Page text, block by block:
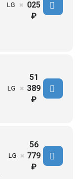
LG ✖
025
₽
LG ✖
51
389
₽
LG ✖
56
779
₽